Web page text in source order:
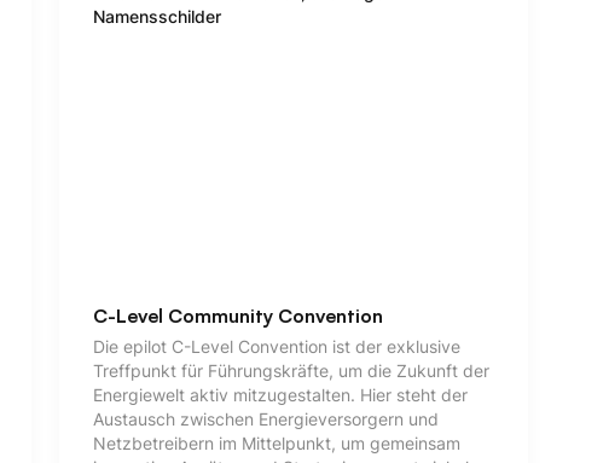
C-Level Community Convention
Die epilot C-Level Convention ist der exklusive
Treffpunkt für Führungskräfte, um die Zukunft der
Energiewelt aktiv mitzugestalten. Hier steht der
Austausch zwischen Energieversorgern und
Netzbetreibern im Mittelpunkt, um gemeinsam